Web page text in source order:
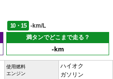
10・15
-km/L
満タンでどこまで走る？
-km
使用燃料
エンジン
ハイオク
ガソリン